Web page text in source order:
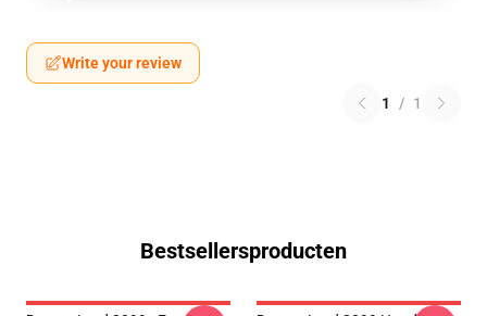
Write your review
1 / 1
Bestsellersproducten